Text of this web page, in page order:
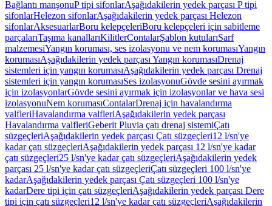
Bağlantı manşonuP tipi sifonlarAşağıdakilerin yedek parçası P tipi
sifonlarHelezon sifonlarAşağıdakilerin yedek parçası Helezon
sifonlarAksesuarlarBoru kelepçeleriBoru kelepçeleri için sabitleme
parçalarıTaşıma kanallarıKilitlerContalarŞablon kutularıSarf
malzemesiYangın koruması, ses izolasyonu ve nem korumasıYangın
korumasıAşağıdakilerin yedek parçası Yangın korumasıDrenaj
sistemleri için yangın korumasıAşağıdakilerin yedek parçası Drenaj
sistemleri için yangın korumasıSes izolasyonuGövde sesini ayırmak
için izolasyonlarGövde sesini ayırmak için izolasyonlar ve hava sesi
izolasyonuNem korumasıContalarDrenaj için havalandırma
valfleriHavalandırma valfleriAşağıdakilerin yedek parçası
Havalandırma valfleriGeberit Pluvia çatı drenaj sistemiÇatı
süzgeçleriAşağıdakilerin yedek parçası Çatı süzgeçleri12 l/sn'ye
kadar çatı süzgeçleriAşağıdakilerin yedek parçası 12 l/sn'ye kadar
çatı süzgeçleri25 l/sn'ye kadar çatı süzgeçleriAşağıdakilerin yedek
parçası 25 l/sn'ye kadar çatı süzgeçleriÇatı süzgeçleri 100 l/sn'ye
kadarAşağıdakilerin yedek parçası Çatı süzgeçleri 100 l/sn'ye
kadarDere tipi için çatı süzgeçleriAşağıdakilerin yedek parçası Dere
tipi için çatı süzgeçleri12 l/sn'ye kadar çatı süzgeçleriAşağıdakilerin